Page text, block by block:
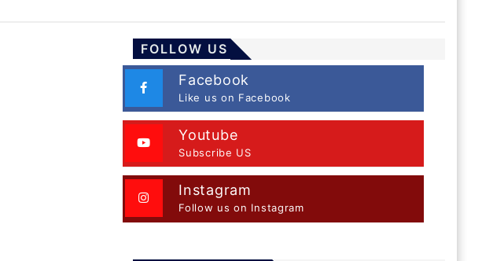
FOLLOW US
Facebook
Like us on Facebook
Youtube
Subscribe US
Instagram
Follow us on Instagram